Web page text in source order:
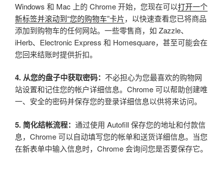
Windows 和 Mac 上的 Chrome 开始，您现在可以打开一个
新标签并滚动到“您的购物车”卡片，以快速查看您已将商品
添加到购物车的任何网站。一些零售商，如 Zazzle、
iHerb、Electronic Express 和 Homesquare，甚至可能会在
您回来结账时提供折扣。
4. 从您的盘子中获取密码： 不必担心为您最喜欢的购物网
站设置和记住您的帐户详细信息。Chrome 可以帮助创建唯
一、安全的密码并保存您的登录详细信息以供将来访问。
5. 简化结帐流程： 通过使用 Autofill 保存您的地址和付款信
息，Chrome 可以自动填写您的帐单和送货详细信息。当您
在新表单中输入信息时，Chrome 会询问您是否要保存它。